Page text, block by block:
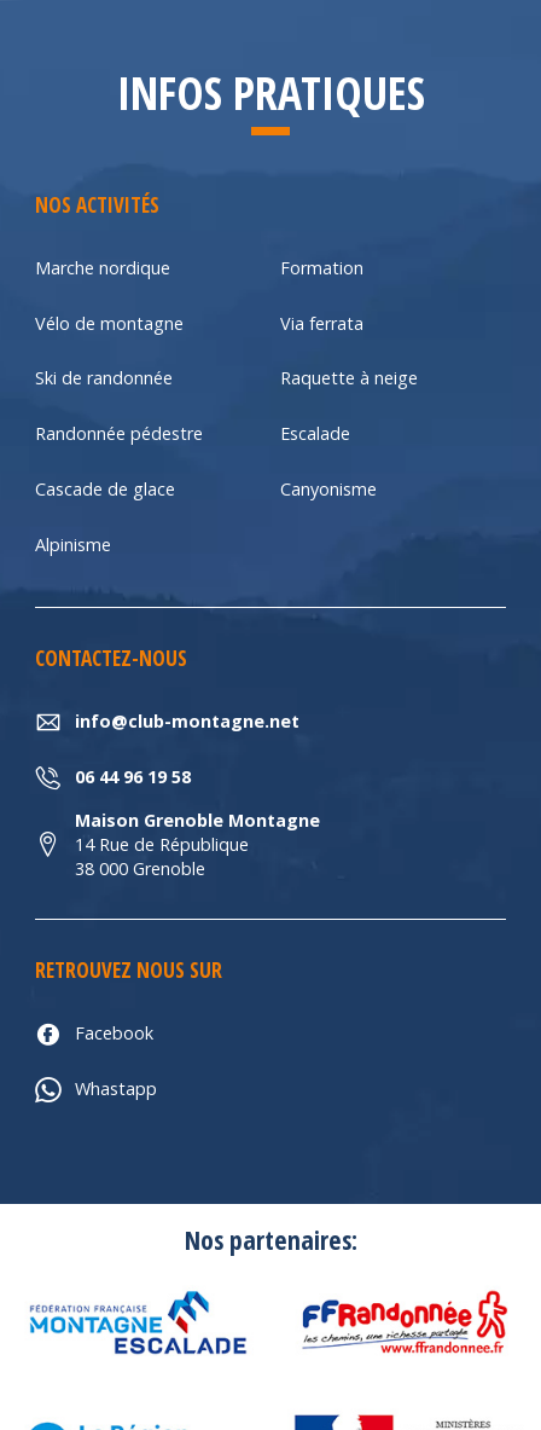
INFOS PRATIQUES
NOS ACTIVITÉS
Marche nordique Formation
Vélo de montagne Via ferrata
Ski de randonnée Raquette à neige
Randonnée pédestre Escalade
Cascade de glace Canyonisme
Alpinisme
CONTACTEZ-NOUS
info@club-montagne.net
06 44 96 19 58
Maison Grenoble Montagne
14 Rue de République
38 000 Grenoble
RETROUVEZ NOUS SUR
Facebook
Whastapp
Nos partenaires: